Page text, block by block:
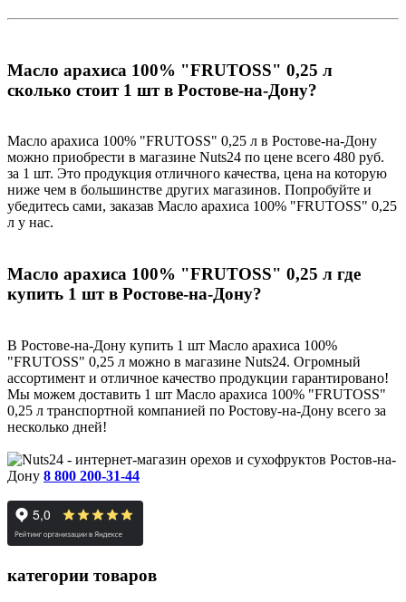
Масло арахиса 100% "FRUTOSS" 0,25 л
сколько стоит 1 шт в Ростове-на-Дону?
Масло арахиса 100% "FRUTOSS" 0,25 л в Ростове-на-Дону
можно приобрести в магазине Nuts24 по цене всего 480 руб.
за 1 шт. Это продукция отличного качества, цена на которую
ниже чем в большинстве других магазинов. Попробуйте и
убедитесь сами, заказав Масло арахиса 100% "FRUTOSS" 0,25
л у нас.
Масло арахиса 100% "FRUTOSS" 0,25 л где
купить 1 шт в Ростове-на-Дону?
В Ростове-на-Дону купить 1 шт Масло арахиса 100%
"FRUTOSS" 0,25 л можно в магазине Nuts24. Огромный
ассортимент и отличное качество продукции гарантировано!
Мы можем доставить 1 шт Масло арахиса 100% "FRUTOSS"
0,25 л транспортной компанией по Ростову-на-Дону всего за
несколько дней!
Ростов-на-
Дону 8 800 200-31-44
категории товаров